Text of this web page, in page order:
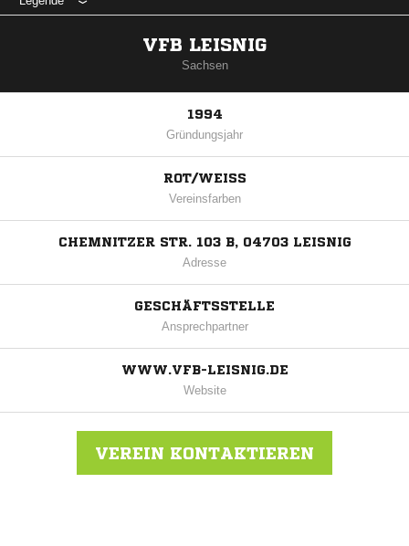
VFB LEISNIG
Sachsen
1994
Gründungsjahr
ROT/WEISS
Vereinsfarben
CHEMNITZER STR. 103 B, 04703 LEISNIG
Adresse
GESCHÄFTSSTELLE
Ansprechpartner
WWW.VFB-LEISNIG.DE
Website
VEREIN KONTAKTIEREN